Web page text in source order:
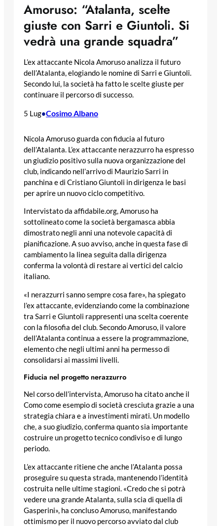
Amoruso: “Atalanta, scelte
giuste con Sarri e Giuntoli. Si
vedrà una grande squadra”
L’ex attaccante Nicola Amoruso analizza il futuro
dell’Atalanta, elogiando le nomine di Sarri e Giuntoli.
Secondo lui, la società ha fatto le scelte giuste per
continuare il percorso di successo.
5 Lug•Cosimo Albano
Nicola Amoruso guarda con fiducia al futuro
dell’Atalanta. L’ex attaccante nerazzurro ha espresso
un giudizio positivo sulla nuova organizzazione del
club, indicando nell’arrivo di Maurizio Sarri in
panchina e di Cristiano Giuntoli in dirigenza le basi
per aprire un nuovo ciclo competitivo.
Intervistato da affidabile.org, Amoruso ha
sottolineato come la società bergamasca abbia
dimostrato negli anni una notevole capacità di
pianificazione. A suo avviso, anche in questa fase di
cambiamento la linea seguita dalla dirigenza
conferma la volontà di restare ai vertici del calcio
italiano.
«I nerazzurri sanno sempre cosa fare», ha spiegato
l’ex attaccante, evidenziando come la combinazione
tra Sarri e Giuntoli rappresenti una scelta coerente
con la filosofia del club. Secondo Amoruso, il valore
dell’Atalanta continua a essere la programmazione,
elemento che negli ultimi anni ha permesso di
consolidarsi ai massimi livelli.
Fiducia nel progetto nerazzurro
Nel corso dell’intervista, Amoruso ha citato anche il
Como come esempio di società cresciuta grazie a una
strategia chiara e a investimenti mirati. Un modello
che, a suo giudizio, conferma quanto sia importante
costruire un progetto tecnico condiviso e di lungo
periodo.
L’ex attaccante ritiene che anche l’Atalanta possa
proseguire su questa strada, mantenendo l’identità
costruita nelle ultime stagioni. «Credo che si potrà
vedere una grande Atalanta, sulla scia di quella di
Gasperini», ha concluso Amoruso, manifestando
ottimismo per il nuovo percorso avviato dal club